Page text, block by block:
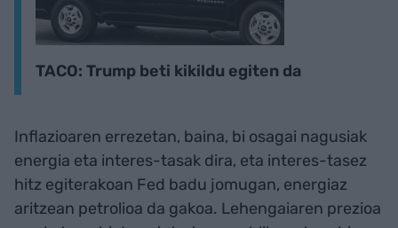
TACO: Trump beti kikildu egiten da
Inflazioaren errezetan, baina, bi osagai nagusiak
energia eta interes-tasak dira, eta interes-tasez
hitz egiterakoan Fed badu jomugan, energiaz
aritzean petrolioa da gakoa. Lehengaiaren prezioa